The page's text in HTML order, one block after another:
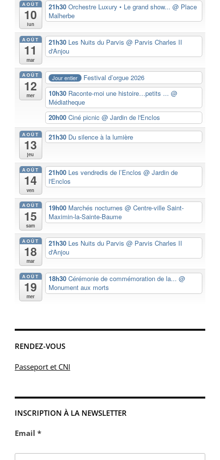
AOÛT
10
lun
21h30 Orchestre Luxury • Le grand show... @ Place
Malherbe
AOÛT
11
mar
21h30 Les Nuits du Parvis @ Parvis Charles II
d'Anjou
AOÛT
12
mer
Jour entier
Festival d’orgue 2026
10h30 Raconte-moi une histoire…petits ... @
Médiatheque
20h00 Ciné picnic @ Jardin de l'Enclos
AOÛT
13
jeu
21h30 Du silence à la lumière
AOÛT
14
ven
21h00 Les vendredis de l’Enclos @ Jardin de
l'Enclos
AOÛT
15
sam
19h00 Marchés nocturnes @ Centre-ville Saint-
Maximin-la-Sainte-Baume
AOÛT
18
mar
21h30 Les Nuits du Parvis @ Parvis Charles II
d'Anjou
AOÛT
19
mer
18h30 Cérémonie de commémoration de la... @
Monument aux morts
RENDEZ-VOUS
Passeport et CNI
INSCRIPTION À LA NEWSLETTER
Email *